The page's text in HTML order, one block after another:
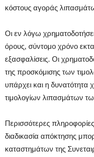
κόστους αγοράς
Οι εν λόγω
όρους, σύντομο χρόνο
εξασφαλίσεις. Οι
της προσκόμισης των
υπάρχει και η
τιμολογίων λιπασμάτων
Περισσότερες
διαδικασία απόκτησης
καταστημάτων της